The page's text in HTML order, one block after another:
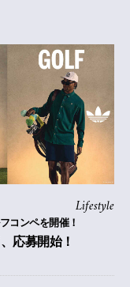
Lifestyle
コンペを開催！
応募開始！